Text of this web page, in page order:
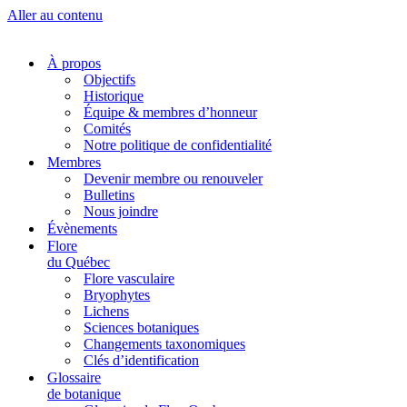
Aller au contenu
À propos
Objectifs
Historique
Équipe & membres d’honneur
Comités
Notre politique de confidentialité
Membres
Devenir membre ou renouveler
Bulletins
Nous joindre
Évènements
Flore
du Québec
Flore vasculaire
Bryophytes
Lichens
Sciences botaniques
Changements taxonomiques
Clés d’identification
Glossaire
de botanique